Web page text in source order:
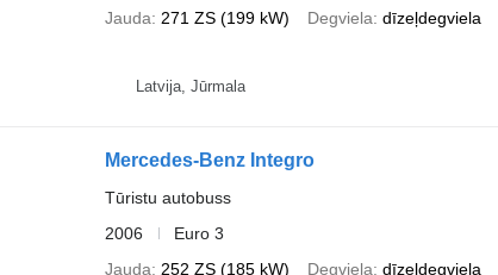
Jauda
271 ZS (199 kW) Degviela dīzeļdegviela
Latvija, Jūrmala
Mercedes-Benz Integro
Tūristu autobuss
2006
Euro 3
Jauda
252 ZS (185 kW) Degviela dīzeļdegviela